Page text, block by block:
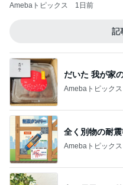
Amebaトピックス 1日前
記
だいた 我が家
Amebaトピックス
全く別物の耐
Amebaトピックス